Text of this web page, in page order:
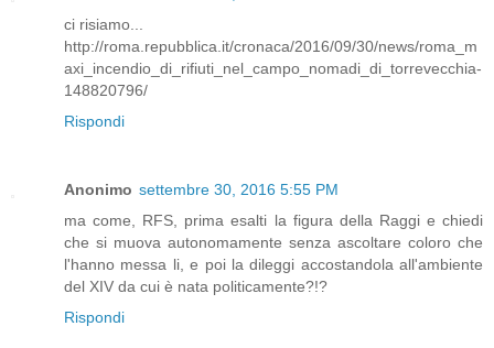
ci risiamo...
http://roma.repubblica.it/cronaca/2016/09/30/news/roma_m
axi_incendio_di_rifiuti_nel_campo_nomadi_di_torrevecchia-
148820796/
Rispondi
Anonimo settembre 30, 2016 5:55 PM
ma come, RFS, prima esalti la figura della Raggi e chiedi
che si muova autonomamente senza ascoltare coloro che
l'hanno messa li, e poi la dileggi accostandola all'ambiente
del XIV da cui è nata politicamente?!?
Rispondi